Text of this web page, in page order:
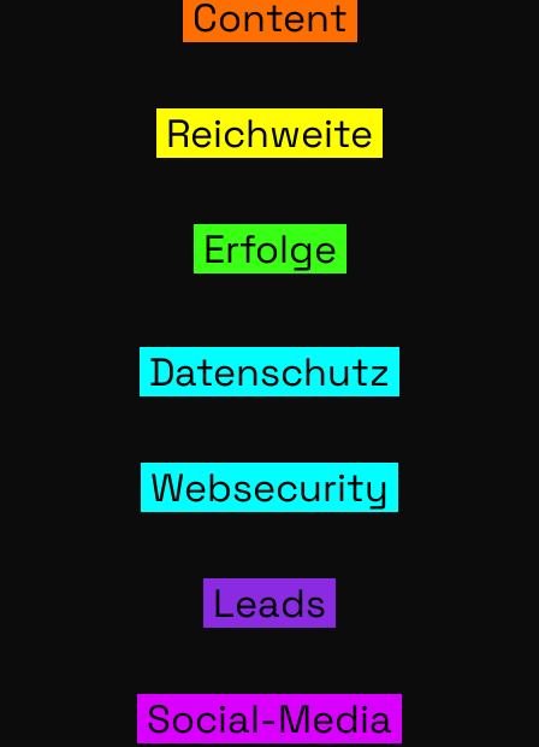
Con­tent
Reich­wei­te
Erfol­ge
Daten­schutz
Web­se­cu­ri­ty
Leads
Social-Media